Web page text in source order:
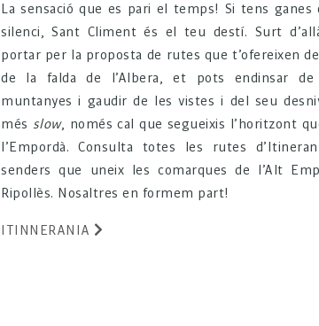
La sensació que es pari el temps! Si tens
silenci, Sant Climent és el teu destí. Surt
portar per la proposta de rutes que t’ofereixen
de la falda de l’Albera, et pots endinsar de
muntanyes i gaudir de les vistes i del seu
més slow, només cal que segueixis l’horitzont
l’Empordà. Consulta totes les rutes
senders que uneix les comarques de l’Alt
Ripollès. Nosaltres en formem part!
ITINNERANIA